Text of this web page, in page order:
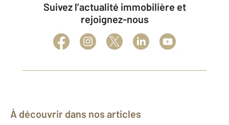
Suivez l’actualité immobilière et
rejoignez-nous
À découvrir dans nos articles